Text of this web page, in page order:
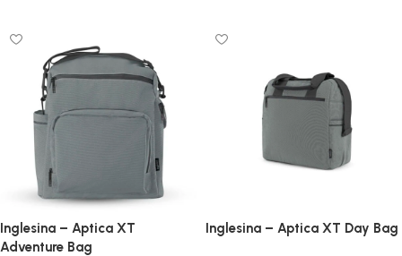
Inglesina – Aptica XT
Adventure Bag
Inglesina – Aptica XT Day Bag